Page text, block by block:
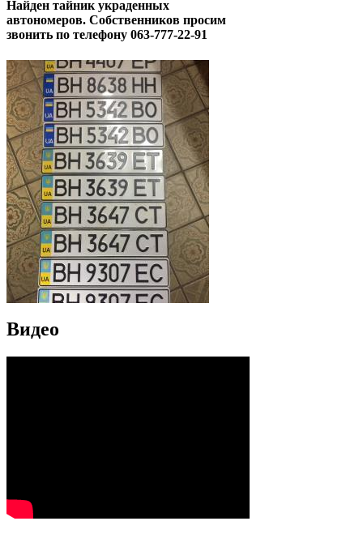
Найден тайник украденных
автономеров. Собственников просим
звонить по телефону 063-777-22-91
Видео